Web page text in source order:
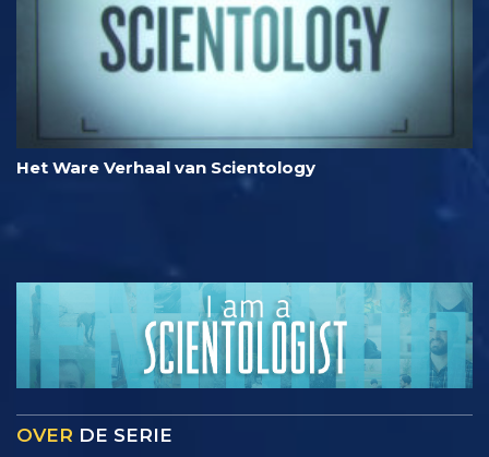
Het Ware Verhaal van Scientology
OVER DE SERIE